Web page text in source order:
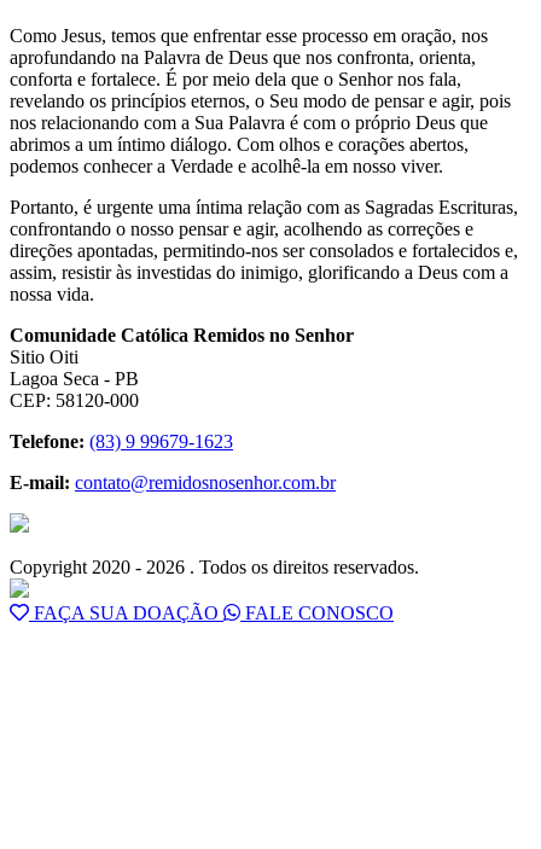
Como Jesus, temos que enfrentar esse processo em oração, nos
aprofundando na Palavra de Deus que nos confronta, orienta,
conforta e fortalece. É por meio dela que o Senhor nos fala,
revelando os princípios eternos, o Seu modo de pensar e agir, pois
nos relacionando com a Sua Palavra é com o próprio Deus que
abrimos a um íntimo diálogo. Com olhos e corações abertos,
podemos conhecer a Verdade e acolhê-la em nosso viver.
Portanto, é urgente uma íntima relação com as Sagradas Escrituras,
confrontando o nosso pensar e agir, acolhendo as correções e
direções apontadas, permitindo-nos ser consolados e fortalecidos e,
assim, resistir às investidas do inimigo, glorificando a Deus com a
nossa vida.
Comunidade Católica Remidos no Senhor
Sitio Oiti
Lagoa Seca - PB
CEP: 58120-000
Telefone: (83) 9 99679-1623
E-mail: contato@remidosnosenhor.com.br
Copyright 2020 - 2026 . Todos os direitos reservados.
FAÇA SUA DOAÇÃO FALE CONOSCO